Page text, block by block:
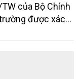
của Bộ Chính
được xác
kết bền vững